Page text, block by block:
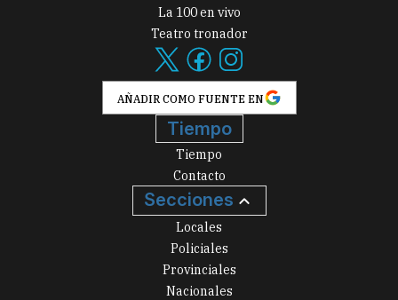
La 100 en vivo
Teatro tronador
AÑADIR COMO FUENTE EN
Tiempo
Tiempo
Contacto
Secciones
Locales
Policiales
Provinciales
Nacionales